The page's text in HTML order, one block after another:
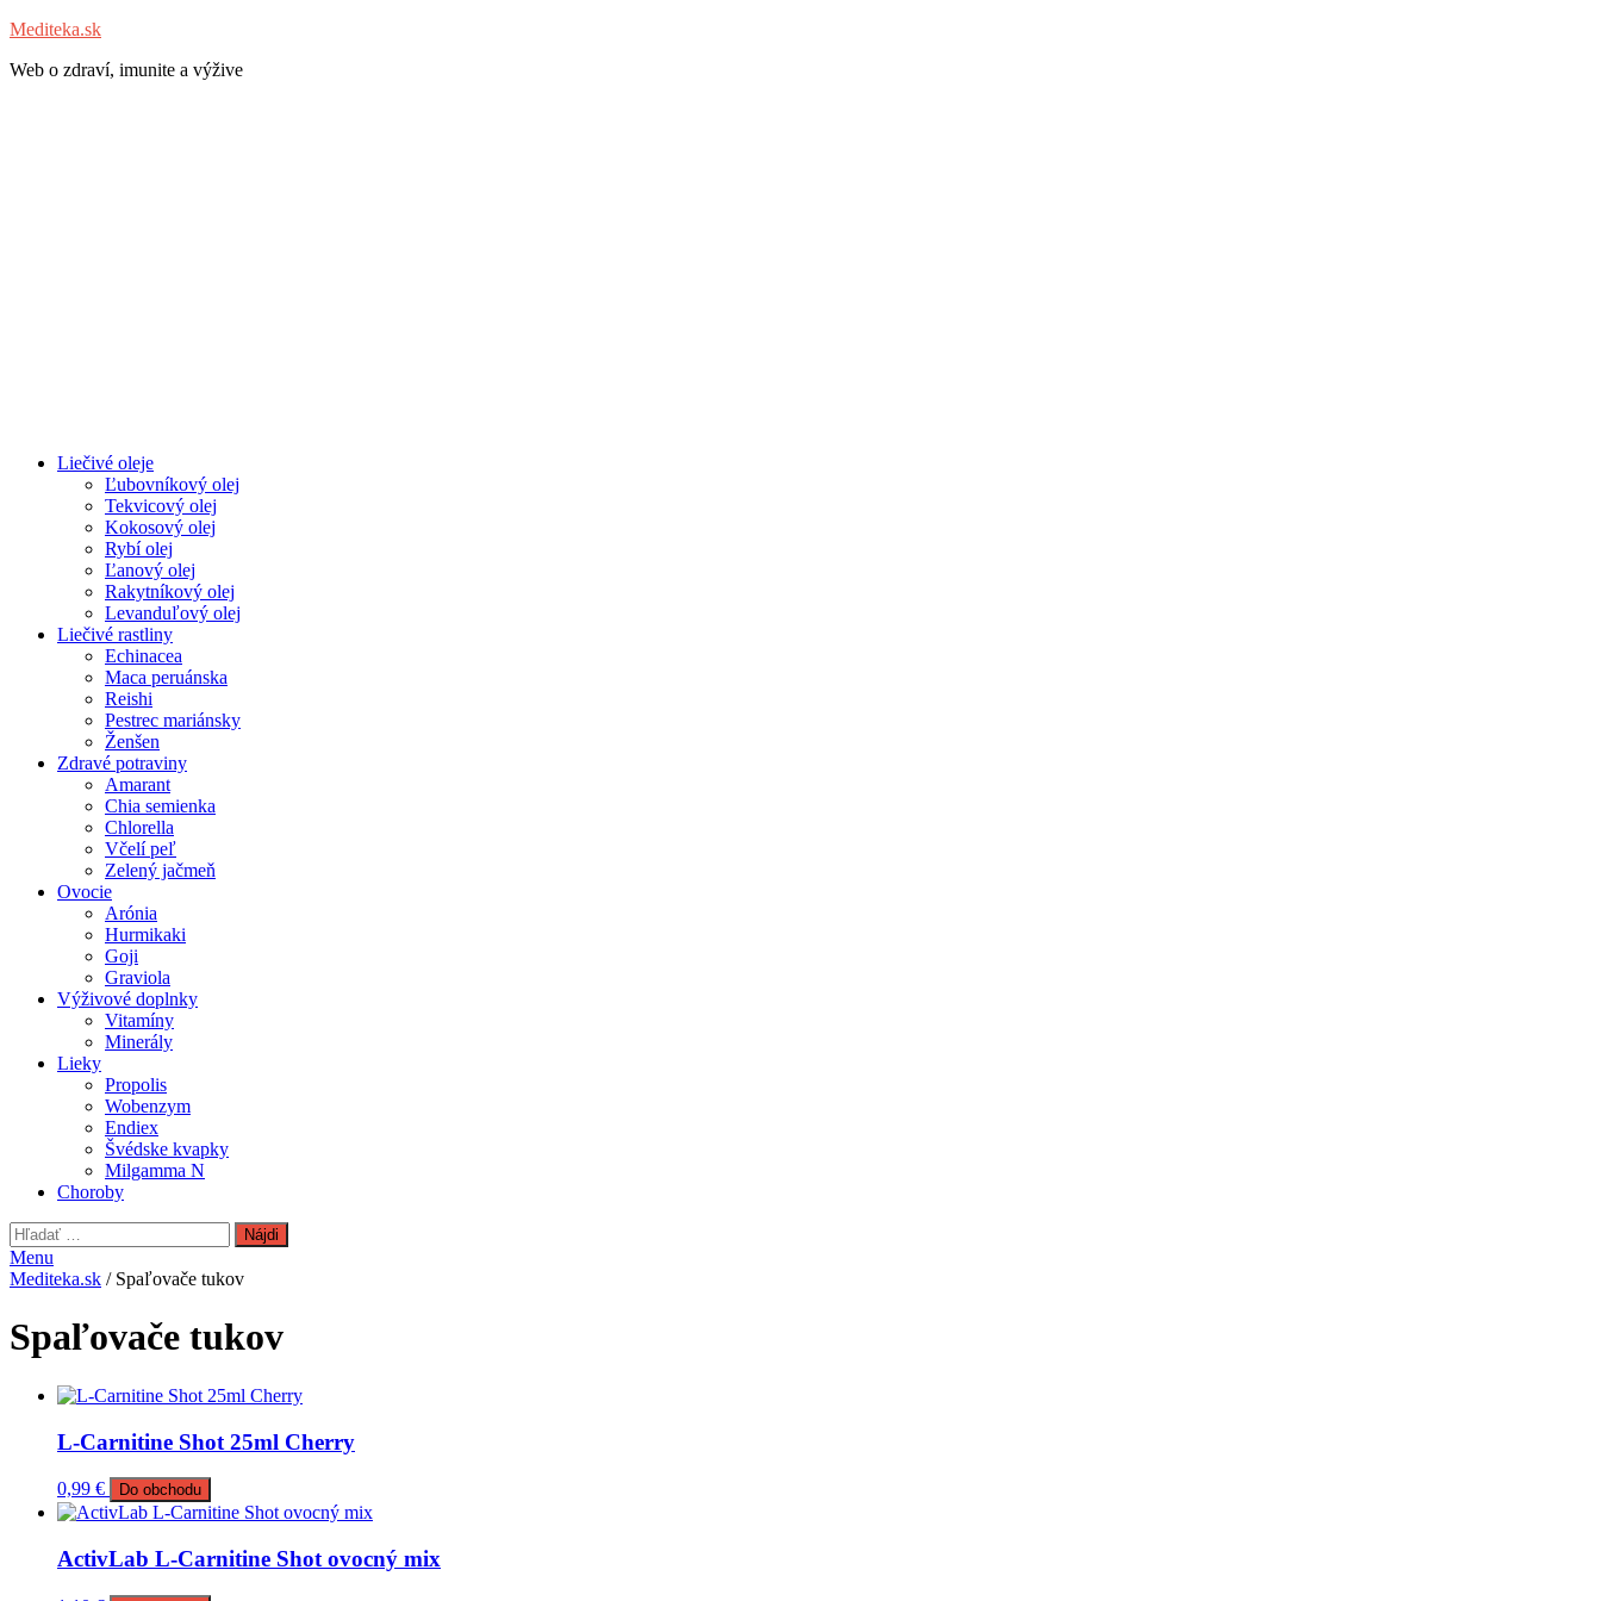
Mediteka.sk
Web o zdraví, imunite a výžive
Liečivé oleje
Ľubovníkový olej
Tekvicový olej
Kokosový olej
Rybí olej
Ľanový olej
Rakytníkový olej
Levanduľový olej
Liečivé rastliny
Echinacea
Maca peruánska
Reishi
Pestrec mariánsky
Ženšen
Zdravé potraviny
Amarant
Chia semienka
Chlorella
Včelí peľ
Zelený jačmeň
Ovocie
Arónia
Hurmikaki
Goji
Graviola
Výživové doplnky
Vitamíny
Minerály
Lieky
Propolis
Wobenzym
Endiex
Švédske kvapky
Milgamma N
Choroby
Hľadať:
Menu
Mediteka.sk / Spaľovače tukov
Spaľovače tukov
L-Carnitine Shot 25ml Cherry
0,99 € Do obchodu
ActivLab L-Carnitine Shot ovocný mix